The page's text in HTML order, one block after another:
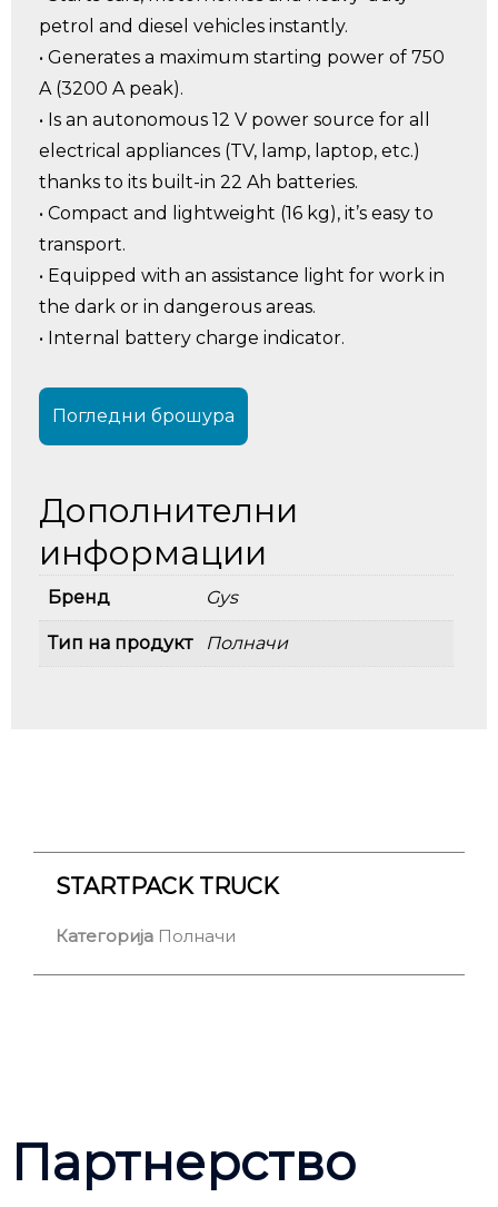
petrol and diesel vehicles instantly.
• Generates a maximum starting power of 750
A (3200 A peak).
• Is an autonomous 12 V power source for all
electrical appliances (TV, lamp, laptop, etc.)
thanks to its built-in 22 Ah batteries.
• Compact and lightweight (16 kg), it’s easy to
transport.
• Equipped with an assistance light for work in
the dark or in dangerous areas.
• Internal battery charge indicator.
Погледни брошура
Дополнителни
информации
Бренд Gys
Тип на продукт Полначи
STARTPACK TRUCK
Категорија Полначи
Партнерство